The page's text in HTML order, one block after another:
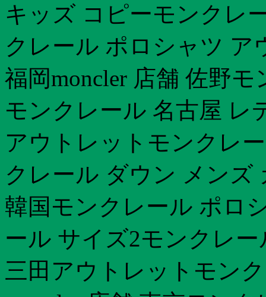
キッズ コピーモンクレ
クレール ポロシャツ ア
福岡moncler 店舗 佐野
モンクレール 名古屋 レ
アウトレットモンクレ
クレール ダウン メンズ
韓国モンクレール ポロ
ール サイズ2モンクレ
三田アウトレットモン